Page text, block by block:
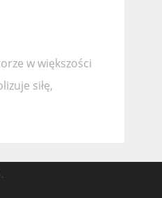
w większości
siłę,